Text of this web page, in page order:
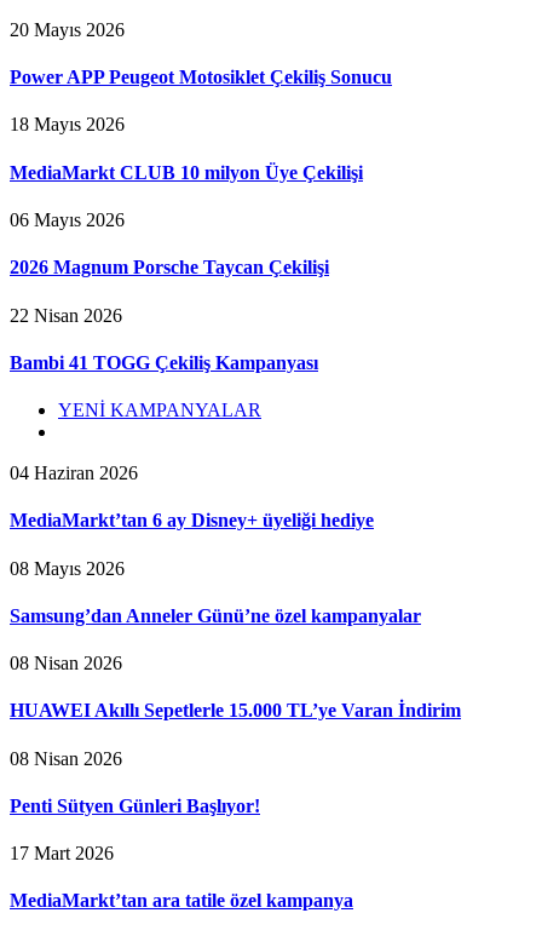
20 Mayıs 2026
Power APP Peugeot Motosiklet Çekiliş Sonucu
18 Mayıs 2026
MediaMarkt CLUB 10 milyon Üye Çekilişi
06 Mayıs 2026
2026 Magnum Porsche Taycan Çekilişi
22 Nisan 2026
Bambi 41 TOGG Çekiliş Kampanyası
YENİ KAMPANYALAR
04 Haziran 2026
MediaMarkt’tan 6 ay Disney+ üyeliği hediye
08 Mayıs 2026
Samsung’dan Anneler Günü’ne özel kampanyalar
08 Nisan 2026
HUAWEI Akıllı Sepetlerle 15.000 TL’ye Varan İndirim
08 Nisan 2026
Penti Sütyen Günleri Başlıyor!
17 Mart 2026
MediaMarkt’tan ara tatile özel kampanya